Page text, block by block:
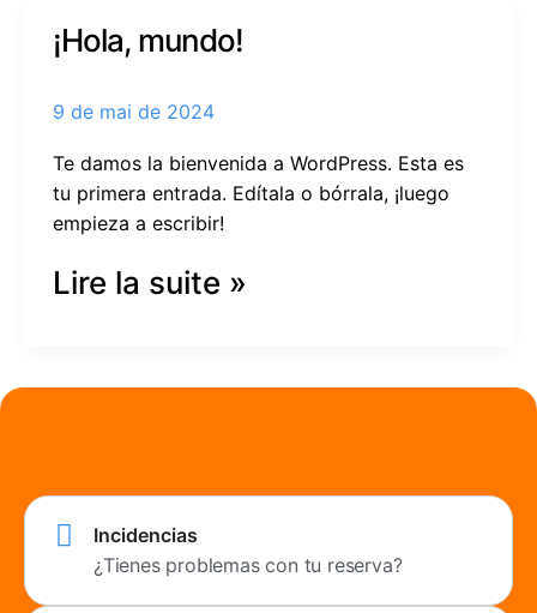
¡Hola, mundo!
9 de mai de 2024
Te damos la bienvenida a WordPress. Esta es
tu primera entrada. Edítala o bórrala, ¡luego
empieza a escribir!
¡Hola,
mundo!
Lire la suite »
Incidencias
¿Tienes problemas con tu reserva?